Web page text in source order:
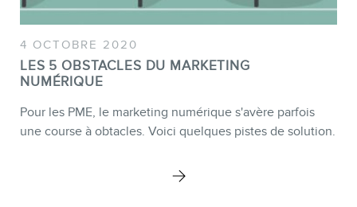
4 OCTOBRE 2020
LES 5 OBSTACLES DU MARKETING
NUMÉRIQUE
Pour les PME, le marketing numérique s'avère parfois
une course à obtacles. Voici quelques pistes de solution.